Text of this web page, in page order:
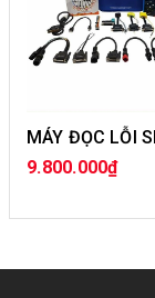
9.800.000₫
MUA HÀNG